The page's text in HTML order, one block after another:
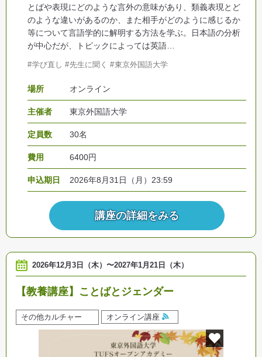
とばや表現にどのような言外の意味があり、類義表現とど
のような違いがあるのか、また相手がどのように感じるか
等について言語学的に解明する方法を学ぶ。日本語の分析
が中心だが、トピックによっては英語…
学び直し 先生に聞く 東京外国語大学
場所 オンライン
主催者 東京外国語大学
定員数 30名
費用 6400円
申込期日 2026年8月31日（月）23:59
講座の詳細をみる
2026年12月3日（木） 〜2027年1月21日（木）
【教養講座】ことばとジェンダー
その他カルチャー オンライン講座